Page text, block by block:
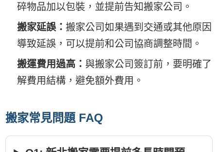
碎物品加以包裝，並提前告知搬家公司。
搬家延誤：搬家公司如果遇到交通或其他原因
導致延誤，可以提前和公司協商調整時間。
搬運費用過高： 與搬家公司簽訂前，要明確了
解費用結構，避免額外費用。
搬家常見問題 FAQ